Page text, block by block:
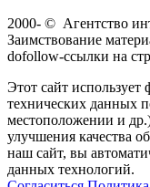
2000- © Агентство
Заимствование
dofollow-ссылки на
Этот сайт
технических данных
местоположении и
улучшения качества
наш сайт, вы
данных технологий.